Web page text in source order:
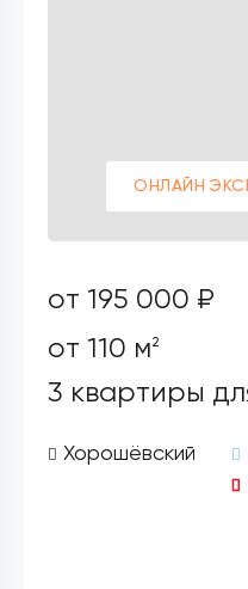
ОНЛАЙН
от 195 000 ₽
от 110 м2
3 квартиры
Хорошёвский